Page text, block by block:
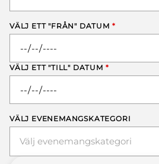
VÄLJ ETT "FRÅN" DATUM *
VÄLJ ETT "TILL" DATUM *
VÄLJ EVENEMANGSKATEGORI
Välj evenemangskategori